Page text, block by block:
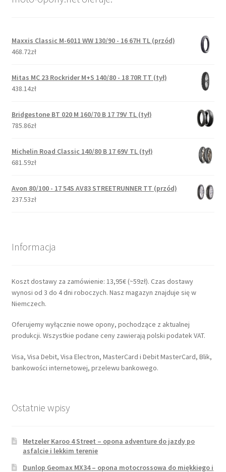
Maxxis Classic M-6011 WW 130/90 - 16 67H TL (przód)
468.72zł
Mitas MC 23 Rockrider M+S 140/80 - 18 70R TT (tył)
438.14zł
Bridgestone BT 020 M 160/70 B 17 79V TL (tył)
785.86zł
Michelin Road Classic 140/80 B 17 69V TL (tył)
681.59zł
Avon 80/100 - 17 54S AV83 STREETRUNNER TT (przód)
237.53zł
Informacja
Koszt dostawy za zamówienie: 13,95€ (~59zł). Czas dostawy
wynosi od 3 do 4 dni roboczych. Nasz magazyn znajduje się w
Niemczech.
Oferujemy wyłącznie nowe opony, pochodzące z aktualnej
produkcji. Wszystkie podane ceny zawierają polski podatek VAT.
Visa, Visa Debit, Visa Electron, MasterCard i Debit MasterCard, Blik,
bankowości internetowej, przelewu bankowego.
Ostatnie wpisy
Metzeler Karoo 4 Street – opona adventure do jazdy po
asfalcie i lekkim terenie
Dunlop Geomax MX34 – opona motocrossowa do miękkiego i